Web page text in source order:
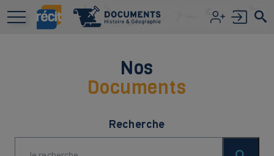
Aller au contenu principal
Nos
Documents
Recherche